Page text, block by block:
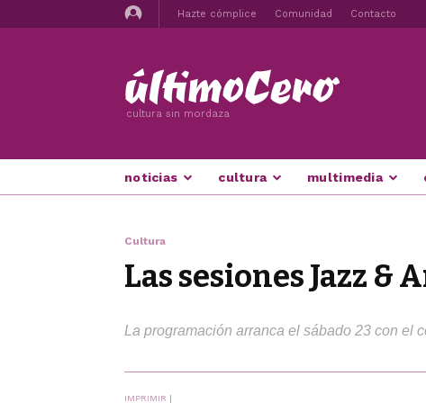
Hazte cómplice Comunidad Contacto
cultura sin mordaza
noticias cultura multimedia
Cultura
Las sesiones Jazz &
La programación arranca el sábado 23 con el
IMPRIMIR |